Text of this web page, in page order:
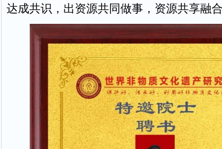
达成共识，出资源共同做事，资源共享融